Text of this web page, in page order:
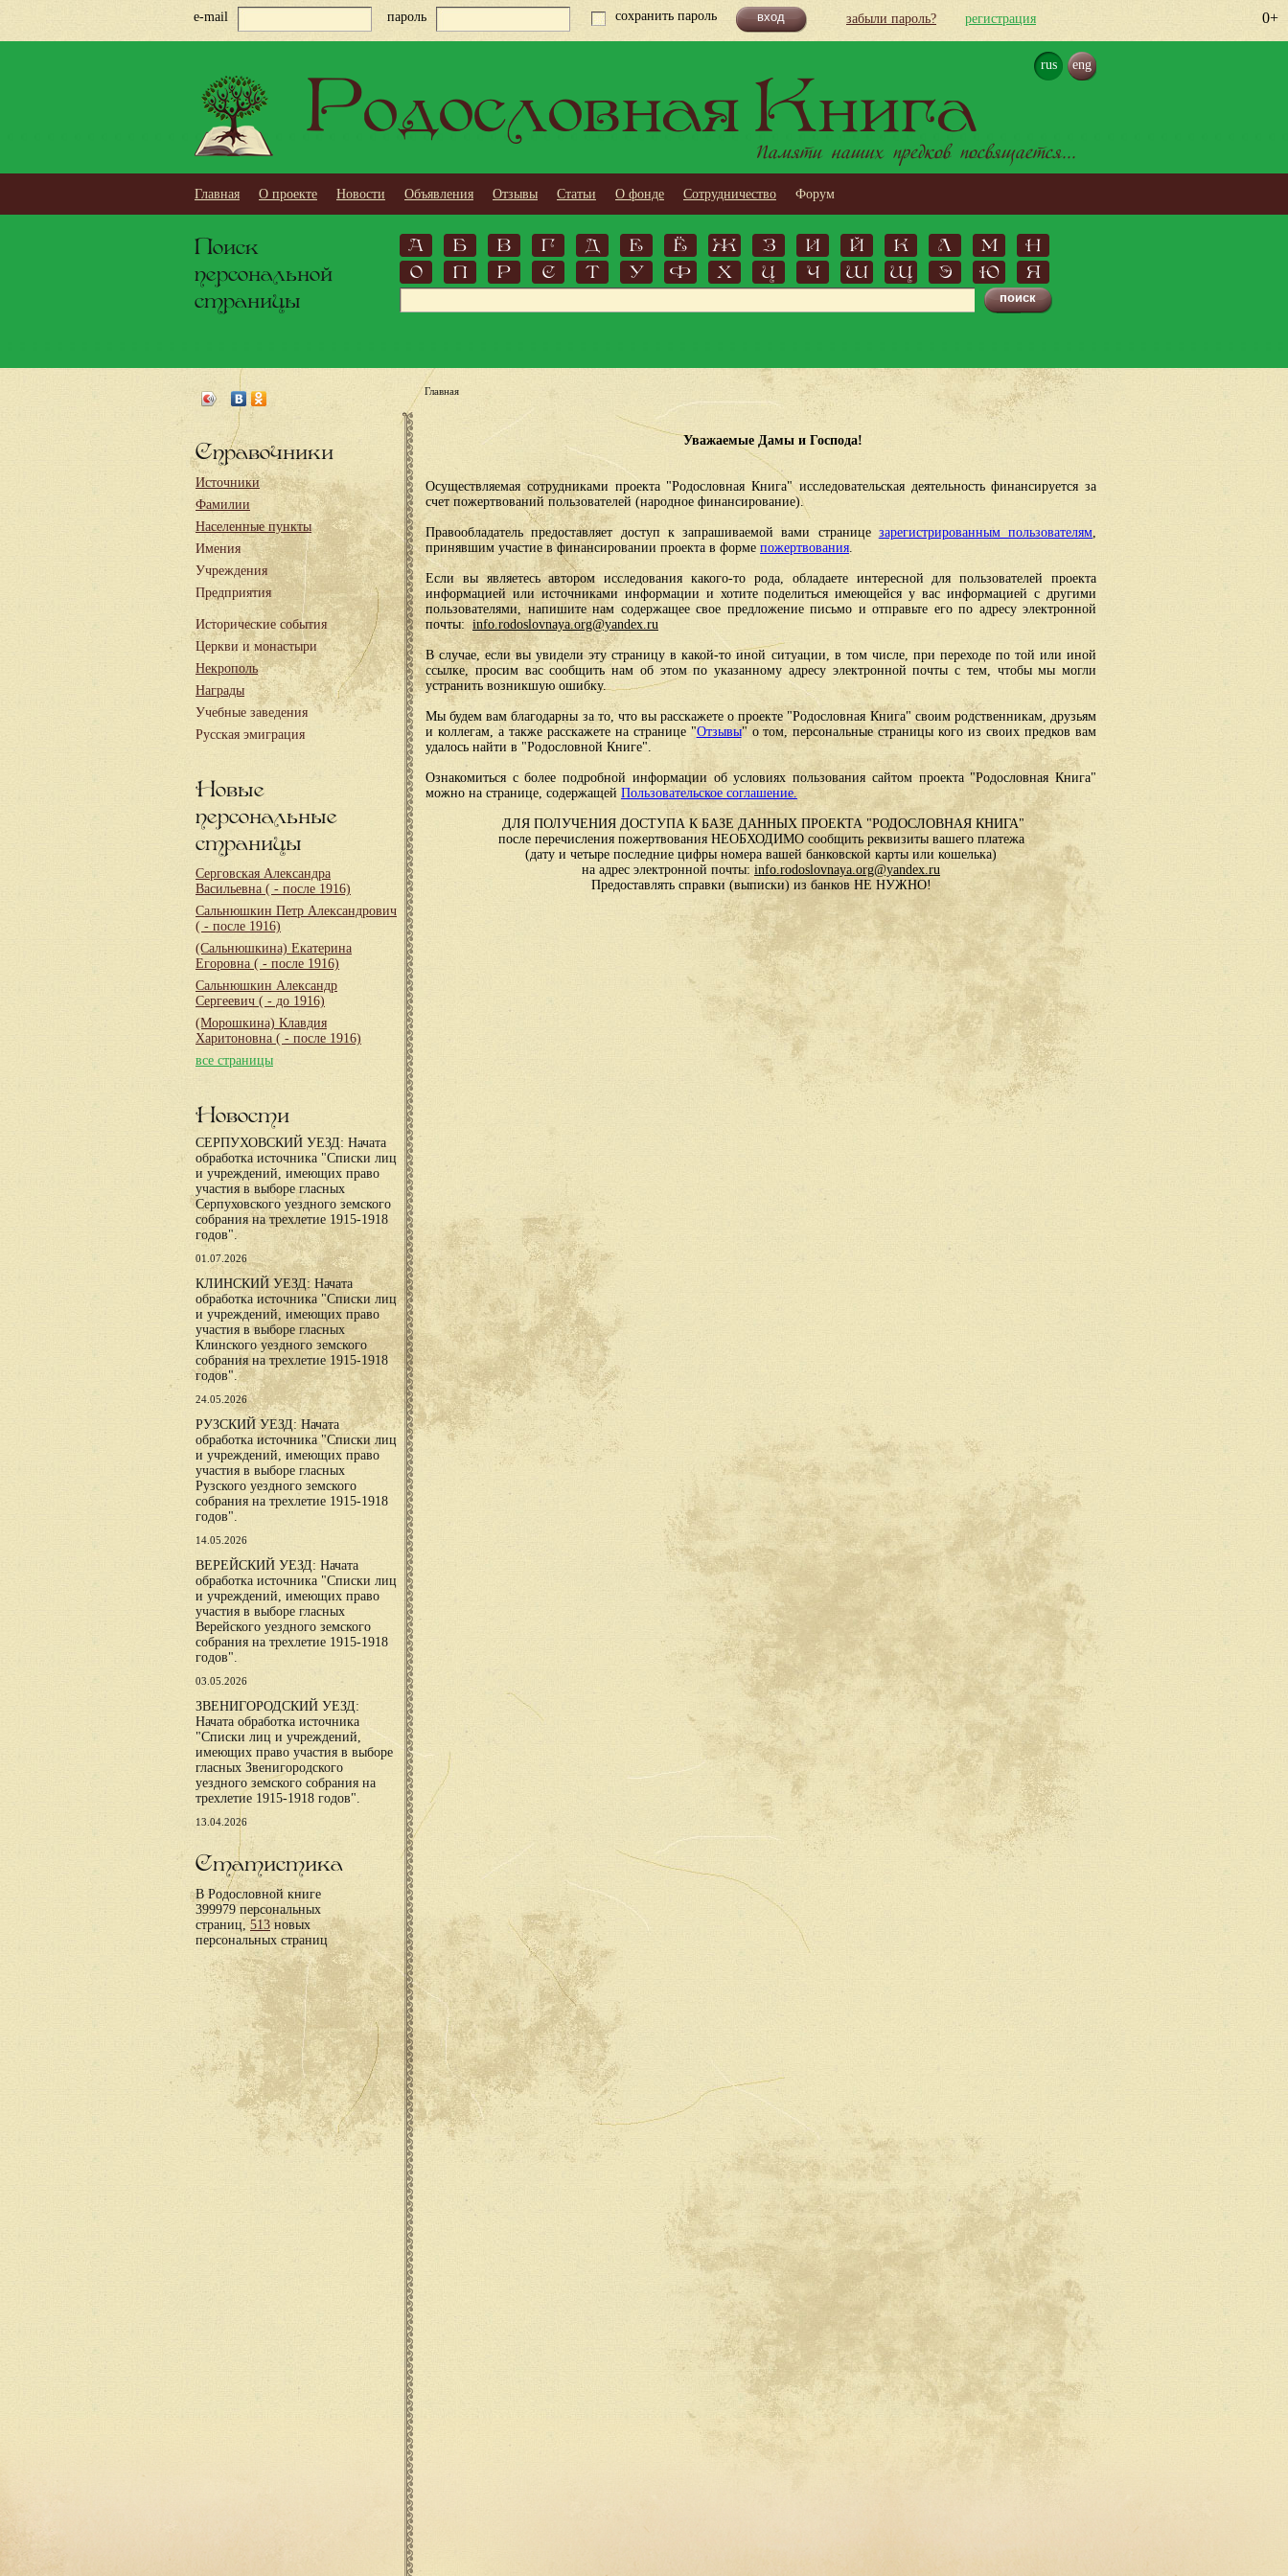
0+
e-mail пароль сохранить пароль забыли пароль? регистрация
rus eng
Родословная Книга
Памяти наших предков посвящается...
Главная О проекте Новости Объявления Отзывы Статьи О фонде Сотрудничество Форум
Поиск
персональной
страницы
А Б В Г Д Е Ё Ж З И Й К Л М
Н
О
П Р С Т У Ф Х Ц Ч Ш Щ Э Ю Я
Справочники
Источники
Фамилии
Населенные пункты
Имения
Учреждения
Предприятия
Исторические события
Церкви и монастыри
Некрополь
Награды
Учебные заведения
Русская эмиграция
Новые
персональные
страницы
Серговская Александра
Васильевна ( - после 1916)
Сальнюшкин Петр Александрович
( - после 1916)
(Сальнюшкина) Екатерина
Егоровна ( - после 1916)
Сальнюшкин Александр
Сергеевич ( - до 1916)
(Морошкина) Клавдия
Харитоновна ( - после 1916)
все страницы
Новости
СЕРПУХОВСКИЙ УЕЗД: Начата
обработка источника "Списки лиц
и учреждений, имеющих право
участия в выборе гласных
Серпуховского уездного земского
собрания на трехлетие 1915-1918
годов".
01.07.2026
КЛИНСКИЙ УЕЗД: Начата
обработка источника "Списки лиц
и учреждений, имеющих право
участия в выборе гласных
Клинского уездного земского
собрания на трехлетие 1915-1918
годов".
24.05.2026
РУЗСКИЙ УЕЗД: Начата
обработка источника "Списки лиц
и учреждений, имеющих право
участия в выборе гласных
Рузского уездного земского
собрания на трехлетие 1915-1918
годов".
14.05.2026
ВЕРЕЙСКИЙ УЕЗД: Начата
обработка источника "Списки лиц
и учреждений, имеющих право
участия в выборе гласных
Верейского уездного земского
собрания на трехлетие 1915-1918
годов".
03.05.2026
ЗВЕНИГОРОДСКИЙ УЕЗД:
Начата обработка источника
"Списки лиц и учреждений,
имеющих право участия в выборе
гласных Звенигородского
уездного земского собрания на
трехлетие 1915-1918 годов".
13.04.2026
Статистика
В Родословной книге
399979 персональных
страниц,513новых
персональных страниц
Главная
Уважаемые Дамы и Господа!
Осуществляемая сотрудниками проекта "Родословная Книга" исследовательская деятельность финансируется за
счет пожертвований пользователей (народное финансирование).
Правообладатель предоставляет доступ к запрашиваемой вами странице зарегистрированным пользователям,
принявшим участие в финансировании проекта в форме пожертвования.
Если вы являетесь автором исследования какого-то рода, обладаете интересной для пользователей проекта
информацией или источниками информации и хотите поделиться имеющейся у вас информацией с другими
пользователями, напишите нам содержащее свое предложение письмо и отправьте его по адресу электронной
почты: info.rodoslovnaya.org@yandex.ru
В случае, если вы увидели эту страницу в какой-то иной ситуации, в том числе, при переходе по той или иной
ссылке, просим вас сообщить нам об этом по указанному адресу электронной почты с тем, чтобы мы могли
устранить возникшую ошибку.
Мы будем вам благодарны за то, что вы расскажете о проекте "Родословная Книга" своим родственникам, друзьям
и коллегам, а также расскажете на странице "Отзывы" о том, персональные страницы кого из своих предков вам
удалось найти в "Родословной Книге".
Ознакомиться с более подробной информации об условиях пользования сайтом проекта "Родословная Книга"
можно на странице, содержащей Пользовательское соглашение.
ДЛЯ ПОЛУЧЕНИЯ ДОСТУПА К БАЗЕ ДАННЫХ ПРОЕКТА "РОДОСЛОВНАЯ КНИГА"
после перечисления пожертвования НЕОБХОДИМО сообщить реквизиты вашего платежа
(дату и четыре последние цифры номера вашей банковской карты или кошелька)
на адрес электронной почты: info.rodoslovnaya.org@yandex.ru
Предоставлять справки (выписки) из банков НЕ НУЖНО!